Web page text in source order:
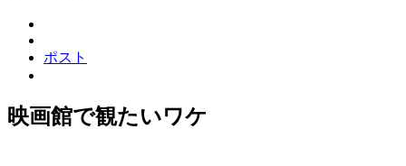
ポスト
映画館で観たいワケ